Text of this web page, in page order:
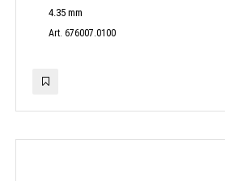
4.35 mm
Art. 676007.0100